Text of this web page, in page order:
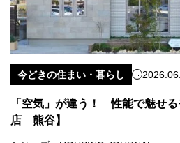
今どきの住まい・暮らし
「空気」が違う！ 性能で魅せ
店 熊谷】